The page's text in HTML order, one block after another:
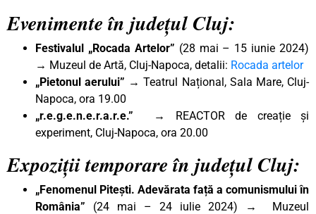
Evenimente în județul Cluj:
Festivalul „Rocada Artelor” (28 mai – 15 iunie 2024)
→ Muzeul de Artă, Cluj-Napoca, detalii: Rocada artelor
„Pietonul aerului” →Teatrul Național, Sala Mare, Cluj-
Napoca, ora 19.00
„r.e.g.e.n.e.r.a.r.e.” →
REACTOR de creație și
experiment, Cluj-Napoca, ora 20.00
Expoziții temporare în județul Cluj:
„Fenomenul Pitești. Adevărata față a comunismului în
România” (24 mai – 24 iulie 2024) → Muzeul